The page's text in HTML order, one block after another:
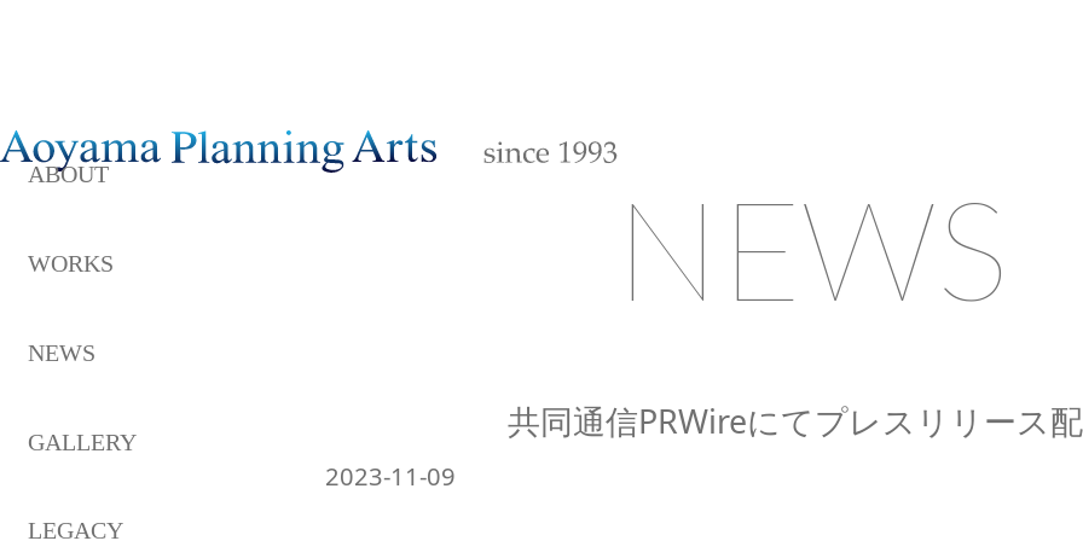
ABOUT
WORKS
NEWS
GALLERY
LEGACY
NEWS
共同通信PRWireにてプレスリリース
2023-11-09